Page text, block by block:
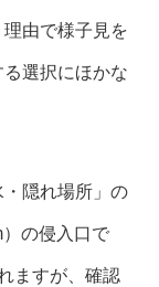
由で様子見を
選択にほかな
隠れ場所」の
の侵入口で
ますが、確認